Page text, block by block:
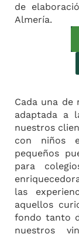
de
Almería.
Cada una de
adaptada a
nuestros
con niños
pequeños
para
las
aquellos
fondo tanto
nuestros